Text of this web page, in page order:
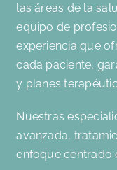
las áreas de la
equipo de
experiencia que
cada paciente,
y planes
Nuestras
avanzada,
enfoque centrado